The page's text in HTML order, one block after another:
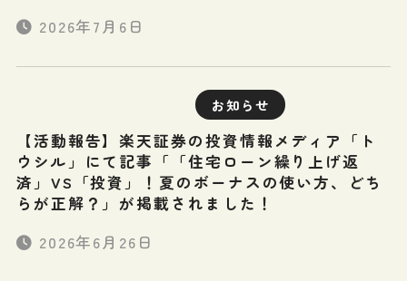
2026年7月6日
お知らせ
【活動報告】楽天証券の投資情報メディア「ト
ウシル」にて記事「「住宅ローン繰り上げ返
済」VS「投資」！夏のボーナスの使い方、どち
らが正解？」が掲載されました！
2026年6月26日